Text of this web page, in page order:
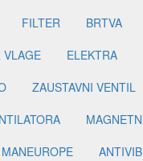
FILTER BRTVA
VLAGE ELEKTRA
ZAUSTAVNI VENTIL
MANEUROPE